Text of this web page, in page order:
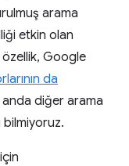
arama
etkin olan
özellik, Google
da
diğer arama
bilmiyoruz.